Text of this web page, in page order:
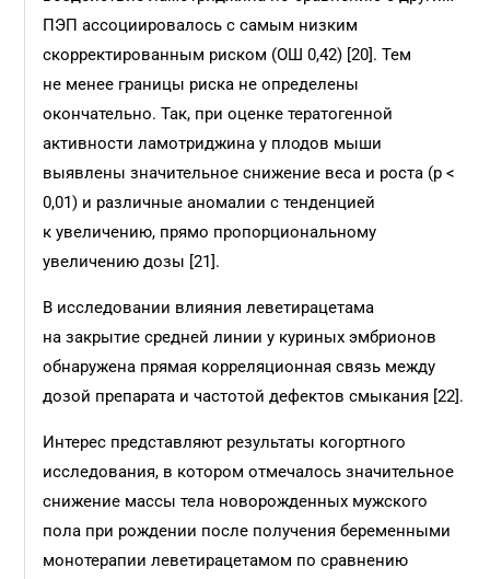
ПЭП ассоциировалось с самым низким
скорректированным риском (ОШ 0,42) [20]. Тем
не менее границы риска не определены
окончательно. Так, при оценке тератогенной
активности ламотриджина у плодов мыши
выявлены значительное снижение веса и роста (p <
0,01) и различные аномалии с тенденцией
к увеличению, прямо пропорциональному
увеличению дозы [21].
В исследовании влияния леветирацетама
на закрытие средней линии у куриных эмбрионов
обнаружена прямая корреляционная связь между
дозой препарата и частотой дефектов смыкания [22].
Интерес представляют результаты когортного
исследования, в котором отмечалось значительное
снижение массы тела новорожденных мужского
пола при рождении после получения беременными
монотерапии леветирацетамом по сравнению